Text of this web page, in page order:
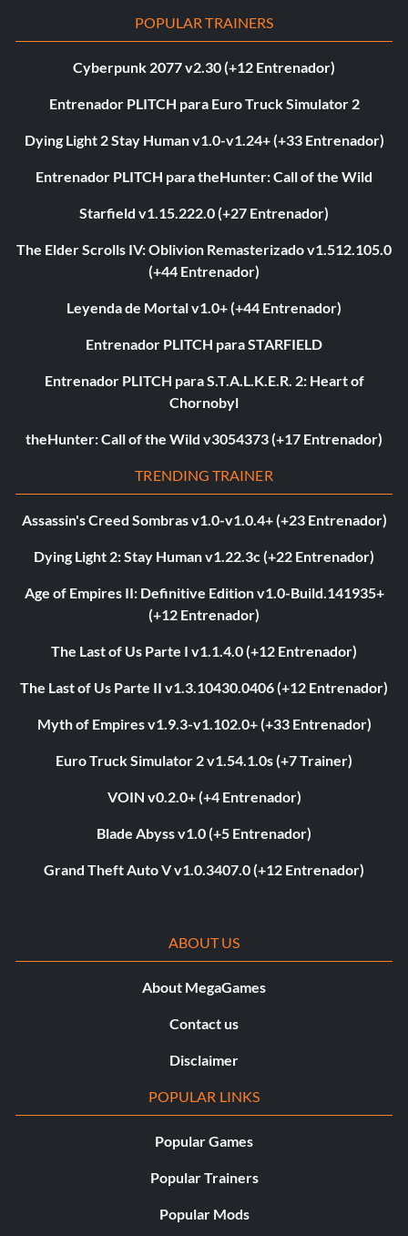
POPULAR TRAINERS
Cyberpunk 2077 v2.30 (+12 Entrenador)
Entrenador PLITCH para Euro Truck Simulator 2
Dying Light 2 Stay Human v1.0-v1.24+ (+33 Entrenador)
Entrenador PLITCH para theHunter: Call of the Wild
Starfield v1.15.222.0 (+27 Entrenador)
The Elder Scrolls IV: Oblivion Remasterizado v1.512.105.0
(+44 Entrenador)
Leyenda de Mortal v1.0+ (+44 Entrenador)
Entrenador PLITCH para STARFIELD
Entrenador PLITCH para S.T.A.L.K.E.R. 2: Heart of
Chornobyl
theHunter: Call of the Wild v3054373 (+17 Entrenador)
TRENDING TRAINER
Assassin's Creed Sombras v1.0-v1.0.4+ (+23 Entrenador)
Dying Light 2: Stay Human v1.22.3c (+22 Entrenador)
Age of Empires II: Definitive Edition v1.0-Build.141935+
(+12 Entrenador)
The Last of Us Parte I v1.1.4.0 (+12 Entrenador)
The Last of Us Parte II v1.3.10430.0406 (+12 Entrenador)
Myth of Empires v1.9.3-v1.102.0+ (+33 Entrenador)
Euro Truck Simulator 2 v1.54.1.0s (+7 Trainer)
VOIN v0.2.0+ (+4 Entrenador)
Blade Abyss v1.0 (+5 Entrenador)
Grand Theft Auto V v1.0.3407.0 (+12 Entrenador)
ABOUT US
About MegaGames
Contact us
Disclaimer
POPULAR LINKS
Popular Games
Popular Trainers
Popular Mods